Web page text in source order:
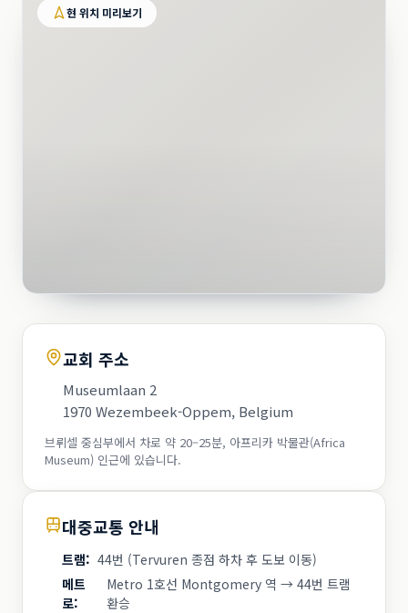
현 위치 미리보기
교회 주소
Museumlaan 2
1970 Wezembeek-Oppem, Belgium
브뤼셀 중심부에서 차로 약 20–25분, 아프리카 박물관(Africa
Museum) 인근에 있습니다.
대중교통 안내
트램: 44번 (Tervuren 종점 하차 후 도보 이동)
메트
로:
Metro 1호선 Montgomery 역 → 44번 트램
환승